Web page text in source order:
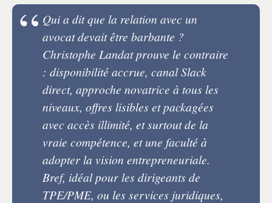
Qui a dit que la relation avec un
avocat devait être barbante ?
Christophe Landat prouve le contraire
: disponibilité accrue, canal Slack
direct, approche novatrice à tous les
niveaux, offres lisibles et packagées
avec accès illimité, et surtout de la
vraie compétence, et une faculté à
adopter la vision entrepreneuriale.
Bref, idéal pour les dirigeants de
TPE/PME, ou les services juridiques,